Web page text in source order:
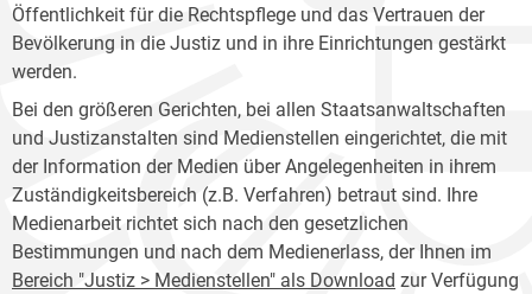
Öffentlichkeit für die Rechtspflege und das Vertrauen der
Bevölkerung in die Justiz und in ihre Einrichtungen gestärkt
werden.
Bei den größeren Gerichten, bei allen Staatsanwaltschaften
und Justizanstalten sind Medienstellen eingerichtet, die mit
der Information der Medien über Angelegenheiten in ihrem
Zuständigkeitsbereich (z.B. Verfahren) betraut sind. Ihre
Medienarbeit richtet sich nach den gesetzlichen
Bestimmungen und nach dem Medienerlass, der Ihnen im
Bereich "Justiz > Medienstellen" als Download zur Verfügung